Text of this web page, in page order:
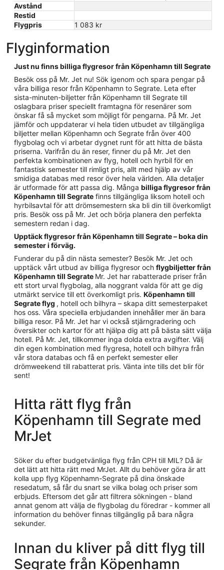
Avstånd
Restid
Flygpris
1 083 kr
Flyginformation
Just nu finns billiga flygresor från Köpenhamn till Segrate
Besök oss på Mr. Jet nu! Sök igenom och spara pengar på
våra billiga resor från Köpenhamn to Segrate. Leta efter
sista-minuten-biljetter från Köpenhamn till Segrate till
oslagbara priser speciellt framtagna för resenärer som
önskar få så mycket som möjligt för pengarna. På Mr. Jet
jämför och uppdaterar vi hela tiden utbudet av tillgängliga
biljetter mellan Köpenhamn och Segrate från över 400
flygbolag och vi arbetar dygnet runt för att hitta de bästa
priserna. Varifrån du än reser, finner du på Mr. Jet den
perfekta kombinationen av flyg, hotell och hyrbil för en
fantastisk semester till rimligt pris, allt med hjälp av vår
smidiga databas med resor över hela världen. Alla detaljer
är utformade för att passa dig. Många billiga flygresor från
Köpenhamn till Segrate finns tillgängliga liksom hotell och
hyrbilsavtal för att drömsemestern ska bli din till överkomligt
pris. Besök oss på Mr. Jet och börja planera den perfekta
semestern redan i dag.
Upptäck flygresor från Köpenhamn till Segrate – boka din
semester i förväg.
Funderar du på din nästa semester? Besök Mr. Jet och
upptäck vårt utbud av billiga flygresor och flygbiljetter från
Köpenhamn till Segrate Mr. Jet har rabatterade priser från
ett stort urval flygbolag, alla noggrant valda för att ge dig
utmärkt service till ett överkomligt pris. Köpenhamn till
Segrate flyg , hotell och bilhyra – skapa ditt semesterpaket
hos oss. Våra speciella erbjudanden innehåller mer än bara
billiga resor. På Mr. Jet har vi också stjärngradering och
översikter och kartor för att hjälpa dig att på bästa sätt välja
hotell. På Mr. Jet, tillkommer inga dolda extra avgifter. Välj
din egen kombination med flygresa, hotell och bilhyra från
vår stora databas och få en perfekt semester eller
drömweekend till rabatterat pris. Vänta inte tills det blir för
sent!
Hitta rätt flyg från
Köpenhamn till Segrate med
MrJet
Söker du efter budgetvänliga flyg från CPH till MIL? Då är
det lätt att hitta rätt med MrJet. Allt du behöver göra är att
kolla upp flyg Köpenhamn-Segrate på dina önskade
resedatum, så får du snart se vilka bolag och priser som
erbjuds. Eftersom det går att filtrera sökningen - bland
annat genom att välja de flygbolag du föredrar - kommer all
information du behöver finnas tillgänglig på bara några
sekunder.
Innan du kliver på ditt flyg till
Segrate från Köpenhamn